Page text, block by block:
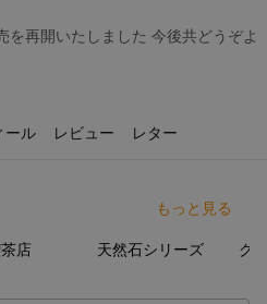
を再開いたしました 今後共どうぞよ
ール レビュー レター
もっと見る
店 天然石シリーズ ク